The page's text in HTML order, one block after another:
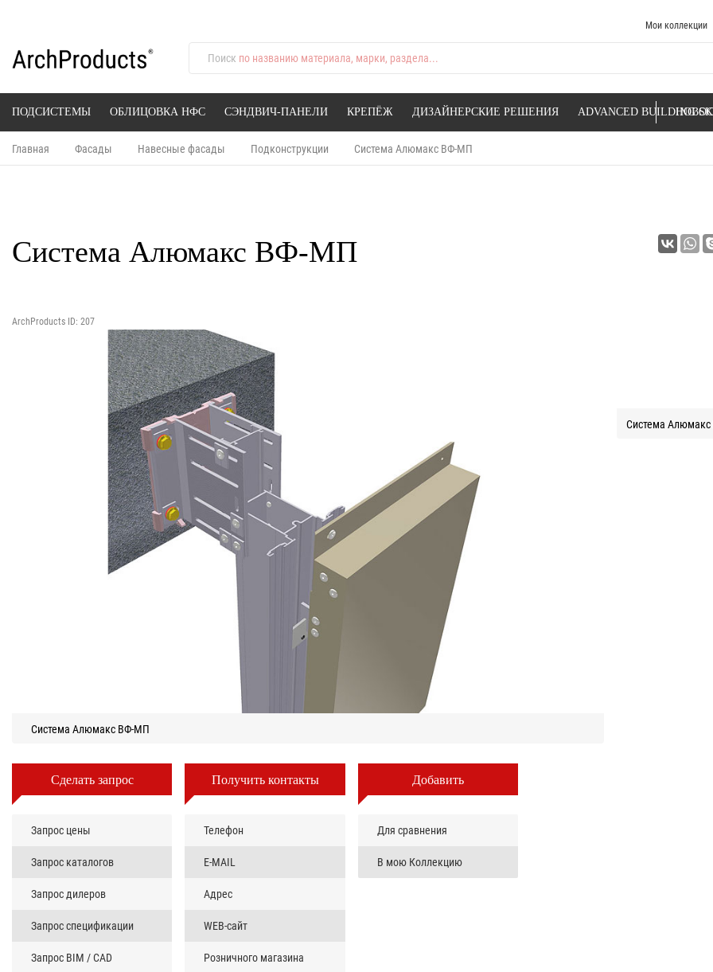
Мои коллекции
Поиск по названию материала, марки, раздела...
ПОДСИСТЕМЫ ОБЛИЦОВКА НФС СЭНДВИЧ-ПАНЕЛИ КРЕПЁЖ ДИЗАЙНЕРСКИЕ РЕШЕНИЯ ADVANCED BUILDING
Главная Фасады Навесные фасады Подконструкции Система Алюмакс ВФ-МП
Система Алюмакс ВФ-МП
ArchProducts ID: 207
Система Алюмакс ВФ-МП
Система
Сделать запрос
Запрос цены
Запрос каталогов
Запрос дилеров
Запрос спецификации
Запрос BIM / CAD
Получить контакты
Телефон
E-MAIL
Адрес
WEB-сайт
Розничного магазина
Добавить
Для сравнения
В мою Коллекцию